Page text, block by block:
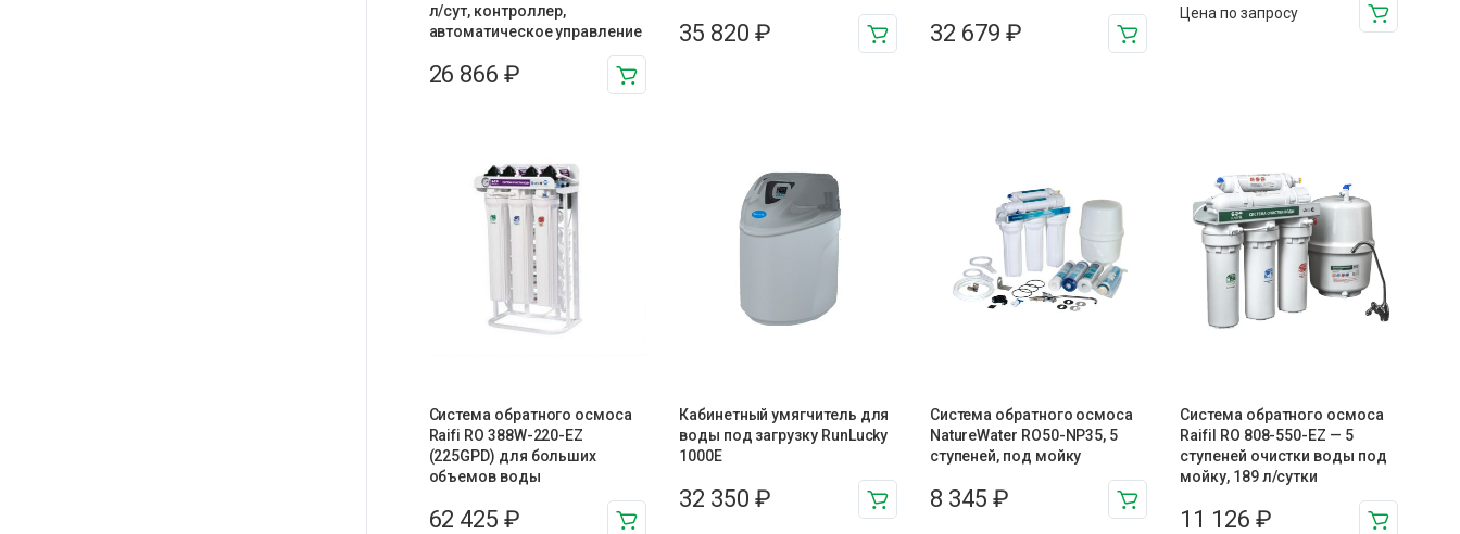
л/сут, контроллер,
автоматическое управление
26 866₽
35 820 ₽ 32 679 ₽
Цена по запросу
Система обратного осмоса
Raifi RO 388W-220-EZ
(225GPD) для больших
объемов воды
62 425₽
Кабинетный умягчитель для
воды под загрузку RunLucky
1000Е
32 350 ₽
Система обратного осмоса
NatureWater RO50-NP35, 5
ступеней, под мойку
8 345 ₽
Система обратного осмоса
Raifil RO 808-550-EZ — 5
ступеней очистки воды под
мойку, 189 л/сутки
11 126₽